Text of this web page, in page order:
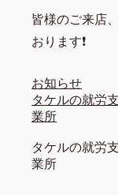
皆様のご来店
おります❗
お知らせ
タケルの就労
業所
タケルの就労
業所